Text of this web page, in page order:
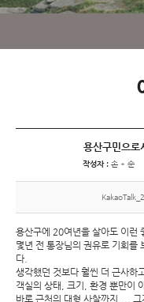
용산구민으로
작성자 : 손 * 순
용산구에 20여년을 살아도 이런
몇년 전 통장님의 권유로 기회를
다.
생각했던 것보다 훨씬 더 근사하
객실의 상태, 크기, 환경 뿐만이
바로 근처의 대형 사찰까지....